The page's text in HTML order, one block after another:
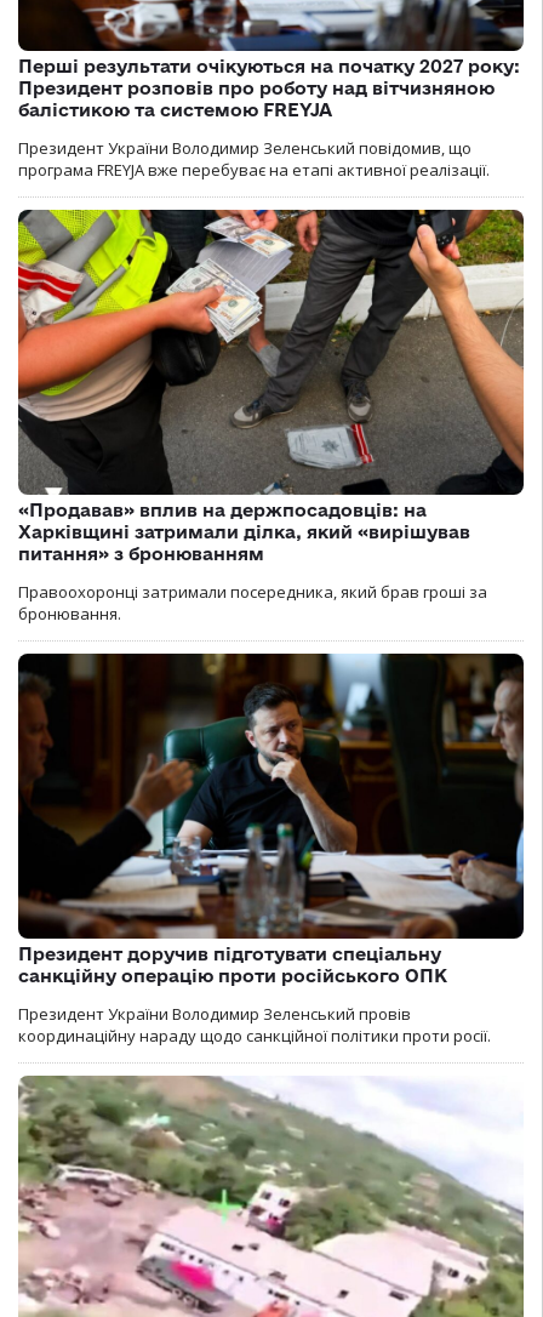
Перші результати очікуються на початку 2027 року:
Президент розповів про роботу над вітчизняною
балістикою та системою FREYJA
Президент України Володимир Зеленський повідомив, що
програма FREYJA вже перебуває на етапі активної реалізації.
«Продавав» вплив на держпосадовців: на
Харківщині затримали ділка, який «вирішував
питання» з бронюванням
Правоохоронці затримали посередника, який брав гроші за
бронювання.
Президент доручив підготувати спеціальну
санкційну операцію проти російського ОПК
Президент України Володимир Зеленський провів
координаційну нараду щодо санкційної політики проти росії.